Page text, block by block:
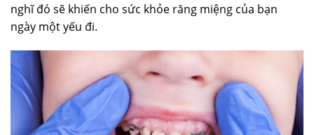
nghĩ đó sẽ khiến cho sức khỏe răng miệng của bạn
ngày một yếu đi.